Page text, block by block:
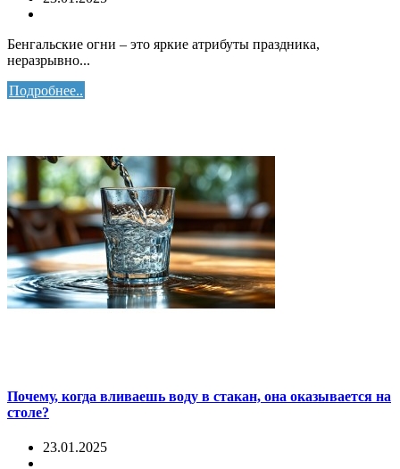
Бенгальские огни – это яркие атрибуты праздника,
неразрывно...
Подробнее..
Почему, когда вливаешь воду в стакан, она оказывается на
столе?
23.01.2025